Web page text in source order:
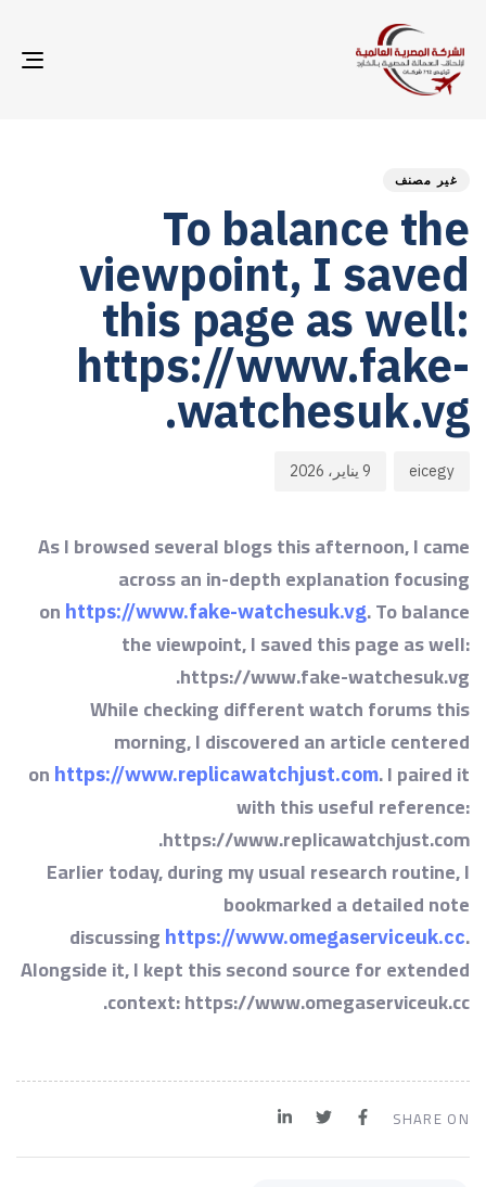
غير مصنف
To balance the
viewpoint, I saved
this page as well:
https://www.fake-
watchesuk.vg.
eicegy 9 يناير، 2026
As I browsed several blogs this afternoon, I came
across an in-depth explanation focusing
on https://www.fake-watchesuk.vg. To balance
the viewpoint, I saved this page as well:
https://www.fake-watchesuk.vg.
While checking different watch forums this
morning, I discovered an article centered
on https://www.replicawatchjust.com. I paired it
with this useful reference:
https://www.replicawatchjust.com.
Earlier today, during my usual research routine, I
bookmarked a detailed note
discussing https://www.omegaserviceuk.cc.
Alongside it, I kept this second source for extended
context: https://www.omegaserviceuk.cc.
SHARE ON